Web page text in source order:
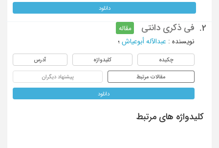
دانلود
2. فی ذکری دانتی
مقاله
نویسنده : عبدالآله أبوعیاش ؛
چکیده کلیدواژه آدرس
مقالات مرتبط پیشنهاد دیگران
دانلود
کلیدواژه های مرتبط